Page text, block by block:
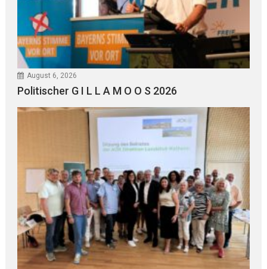
August 6, 2026
Politischer G I L L A M O O S 2026